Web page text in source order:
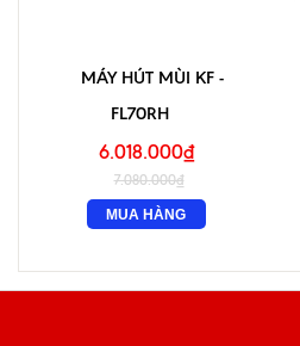
MÁY HÚT MÙI KF -
FL70RH
6.018.000₫
7.080.000₫
MUA HÀNG